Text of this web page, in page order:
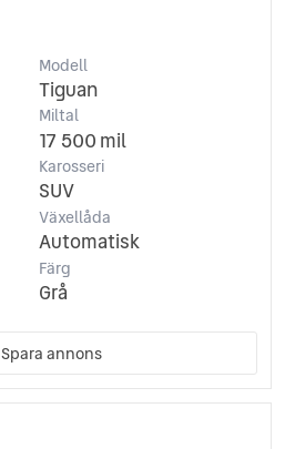
Modell
Tiguan
Miltal
17 500 mil
Karosseri
SUV
Växellåda
Automatisk
Färg
Grå
Spara annons